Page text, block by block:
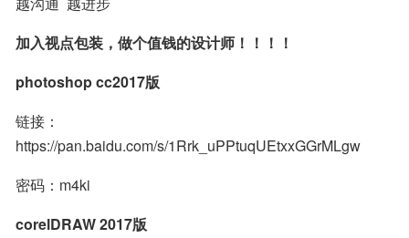
加入视点包装，做个值钱的设计师！！！！
photoshop cc2017版
链接：
https://pan.baidu.com/s/1Rrk_uPPtuqUEtxxGGrMLgw
密码：m4ki
corelDRAW 2017版